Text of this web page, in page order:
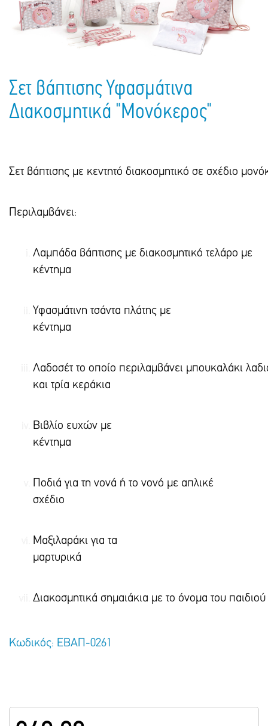
Πακέτα Δώρων
Σακούλες
Τσάντες - Ποδιές - Ομπρέλες
Βιβλία
Παιδικό Πάρτι
Ημερολόγια - Ατζέντες
Γραφική Ύλη
Τετράδια - Φάκελοι
Μπλοκ Ζωγραφικής
Σετ βάπτισης Υφασμάτινα
Διακοσμητικά "Μονόκερος"
Σετ βάπτισης με κεντητό διακοσμητικό σε σχέδιο
Λαμπάδα βάπτισης με διακοσμητικό τελάρο με
κέντημα
Υφασμάτινη τσάντα πλάτης με
κέντημα
Λαδοσέτ το οποίο περιλαμβάνει μπουκαλάκι
και τρία
Βιβλίο ευχών με
Ποδιά για τη νονά ή το νονό με απλικέ
σχέδιο
Μαξιλαράκι για τα
μαρτυρικά
Διακοσμητικά σημαιάκια με το όνομα του παιδιού
Κωδικός: ΕΒΑΠ-0261